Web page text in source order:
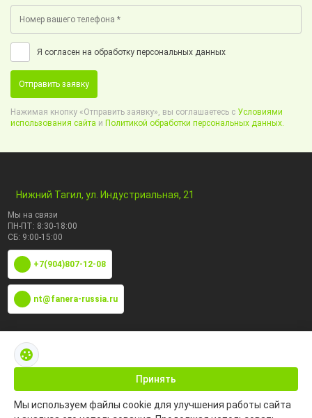
Я согласен на обработку персональных данных
Отправить заявку
Нажимая кнопку «Отправить заявку», вы соглашаетесь с Условиями
использования сайта и Политикой обработки персональных данных.
Мы используем файлы cookie для улучшения работы сайта
Принять
Нижний Тагил, ул. Индустриальная, 21
Мы на связи
ПН-ПТ: 8:30-18:00
СБ: 9:00-15:00
+7(904)807-12-08
nt@fanera-russia.ru
По маркам
Каталог по сфере применения
Информация